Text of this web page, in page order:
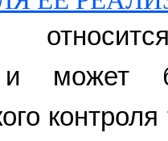
и может